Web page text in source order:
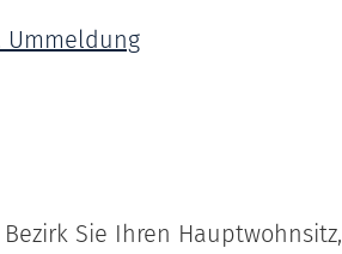
Ummeldung
Sie Ihren Hauptwohnsitz,